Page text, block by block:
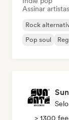
Assinar
Rock
Pop soul
Selo
> 1300